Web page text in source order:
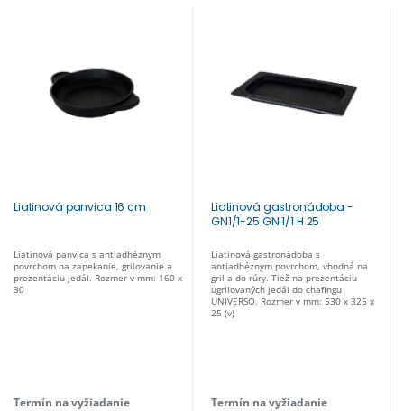
Liatinová panvica 16 cm
Liatinová panvica s antiadhéznym
povrchom na zapekanie, grilovanie a
prezentáciu jedál. Rozmer v mm: 160 x
30
Termín na vyžiadanie
Liatinová gastronádoba -
GN1/1-25 GN 1/1 H 25
Liatinová gastronádoba s
antiadhéznym povrchom, vhodná na
gril a do rúry. Tiež na prezentáciu
ugrilovaných jedál do chafingu
UNIVERSO. Rozmer v mm: 530 x 325 x
25 (v)
Termín na vyžiadanie